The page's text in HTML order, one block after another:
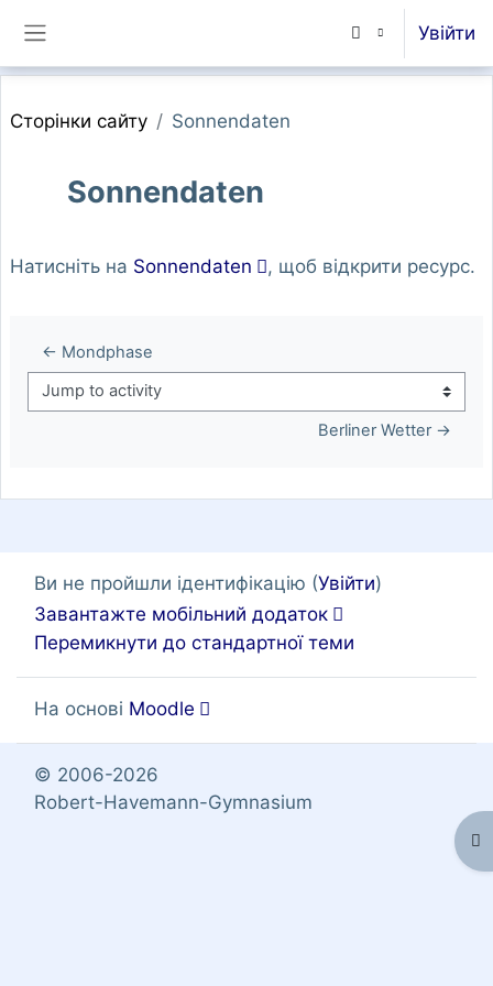
Увійти
Сторінки сайту Sonnendaten
Sonnendaten
Натисніть на Sonnendaten , щоб відкрити ресурс.
← Mondphase
Jump to activity
Berliner Wetter →
Ви не пройшли ідентифікацію (Увійти)
Завантажте мобільний додаток
Перемикнути до стандартної теми
На основі Moodle
© 2006-2026
Robert-Havemann-Gymnasium